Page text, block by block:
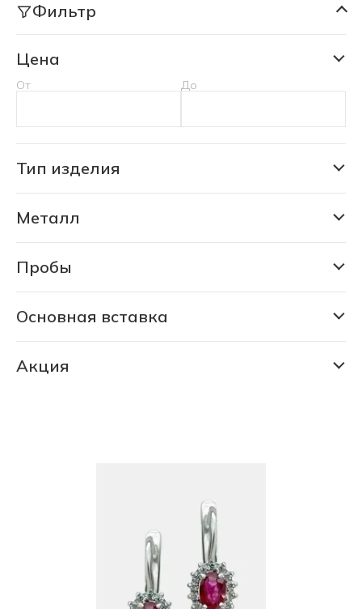
Фильтр
Цена
От До
Тип изделия
Металл
Серебро
Пробы
585
925
925/585
Основная вставка
Акция